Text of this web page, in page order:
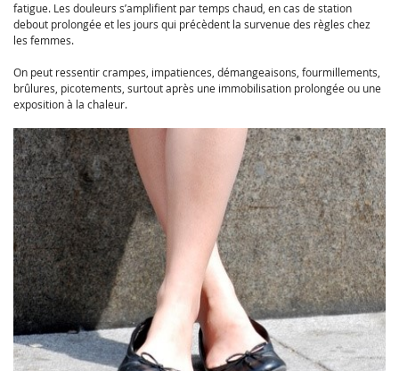
fatigue. Les douleurs s’amplifient par temps chaud, en cas de station
debout prolongée et les jours qui précèdent la survenue des règles chez
les femmes.
On peut ressentir crampes, impatiences, démangeaisons, fourmillements,
brûlures, picotements, surtout après une immobilisation prolongée ou une
exposition à la chaleur.